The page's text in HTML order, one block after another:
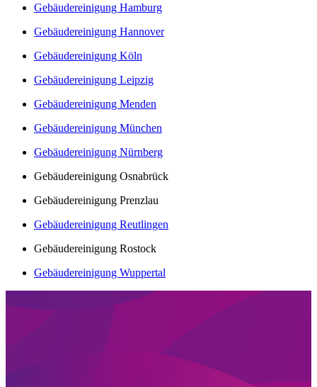
Gebäudereinigung Hamburg
Gebäudereinigung Hannover
Gebäudereinigung Köln
Gebäudereinigung Leipzig
Gebäudereinigung Menden
Gebäudereinigung München
Gebäudereinigung Nürnberg
Gebäudereinigung Osnabrück
Gebäudereinigung Prenzlau
Gebäudereinigung Reutlingen
Gebäudereinigung Rostock
Gebäudereinigung Wuppertal